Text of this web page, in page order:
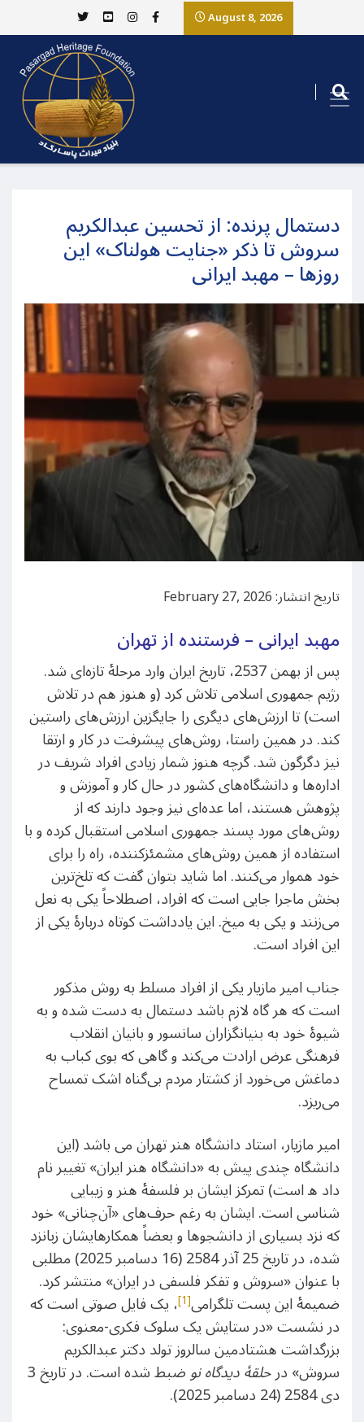
August 8, 2026
دستمال پرنده: از تحسین عبدالکریم
سروش تا ذکر «جنایت هولناک» این
روزها – مهبد ایرانی
تاریخ انتشار: February 27, 2026
مهبد ایرانی – فرستنده از تهران
پس از بهمن 2537، تاریخ ایران وارد مرحلۀ تازه‌ای شد.
رژیم جمهوری اسلامی تلاش کرد (و هنوز هم در تلاش
است) تا ارزش‌های دیگری را جایگزین ارزش‌های راستین
کند. در همین راستا، روش‌های پیشرفت در کار و ارتقا
نیز دگرگون شد. گرچه هنوز شمار زیادی افراد شریف در
اداره‌ها و دانشگاه‌های کشور در حال کار و آموزش و
پژوهش هستند، اما عده‌ای نیز وجود دارند که از
روش‌های مورد پسند جمهوری اسلامی استقبال کرده و با
استفاده از همین روش‌های مشمئزکننده، راه را برای
خود هموار می‌کنند. اما شاید بتوان گفت که تلخ‌ترین
بخش ماجرا جایی است که افراد، اصطلاحاً یکی به نعل
می‌زنند و یکی به میخ. این یادداشت کوتاه دربارۀ یکی از
این افراد است.
جناب امیر مازیار یکی از افراد مسلط به روش مذکور
است که هر گاه لازم باشد دستمال به دست شده و به
شیوۀ خود به بنیانگزاران سانسور و بانیان انقلاب
فرهنگی عرض ارادت می‌کند و گاهی که بوی کباب به
دماغش می‌خورد از کشتار مردم بی‌گناه اشک تمساح
می‌ریزد.
امیر مازیار، استاد دانشگاه هنر تهران می باشد (این
دانشگاه چندی پیش به «دانشگاه هنر ایران» تغییر نام
داد ه است) تمرکز ایشان بر فلسفۀ هنر و زیبایی
شناسی است. ایشان به رغم حرف‌های «آن‌چنانی» خود
که نزد بسیاری از دانشجوها و بعضاً همکارهایشان زبانزد
شده، در تاریخ 25 آذر 2584 (16 دسامبر 2025) مطلبی
با عنوان «سروش و تفکر فلسفی در ایران» منتشر کرد.
ضمیمۀ این پست تلگرامی[1] ، یک فایل صوتی است که
در نشست «در ستایش یک سلوک فکری-معنوی:
بزرگداشت هشتادمین سالروز تولد دکتر عبدالکریم
سروش» درحلقۀ دیدگاه نو ضبط شده است. در تاریخ 3
دی 2584 (24 دسامبر 2025).